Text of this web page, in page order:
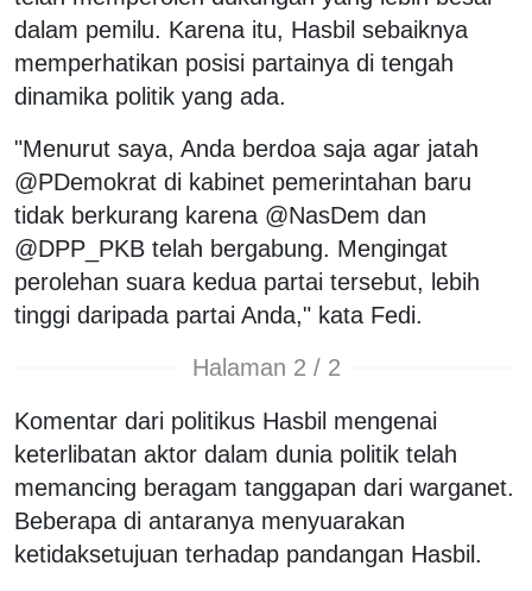
dalam pemilu. Karena itu, Hasbil sebaiknya
memperhatikan posisi partainya di tengah
dinamika politik yang ada.
"Menurut saya, Anda berdoa saja agar jatah
@PDemokrat di kabinet pemerintahan baru
tidak berkurang karena @NasDem dan
@DPP_PKB telah bergabung. Mengingat
perolehan suara kedua partai tersebut, lebih
tinggi daripada partai Anda," kata Fedi.
Halaman 2 / 2
Komentar dari politikus Hasbil mengenai
keterlibatan aktor dalam dunia politik telah
memancing beragam tanggapan dari warganet.
Beberapa di antaranya menyuarakan
ketidaksetujuan terhadap pandangan Hasbil.